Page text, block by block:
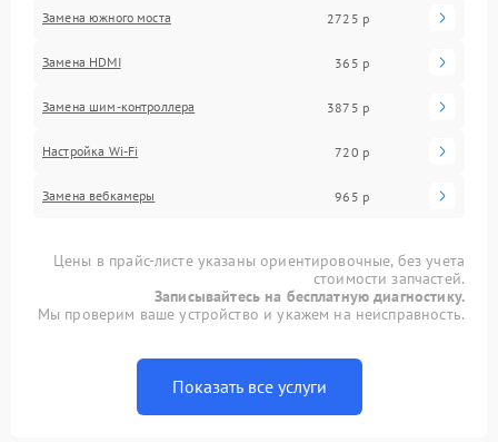
Замена южного моста 2725 р
Замена HDMI 365 р
Замена шим-контроллера 3875 р
Настройка Wi-Fi 720 р
Замена вебкамеры 965 р
Цены в прайс-листе указаны ориентировочные, без учета
стоимости запчастей.
Записывайтесь на бесплатную диагностику.
Мы проверим ваше устройство и укажем на неисправность.
Показать все услуги